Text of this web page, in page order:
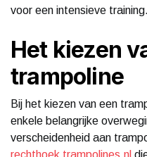
voor een intensieve training.
Het kiezen
trampoline
Bij het kiezen van een
enkele belangrijke
verscheidenheid aan
rechthoek trampolines.nl